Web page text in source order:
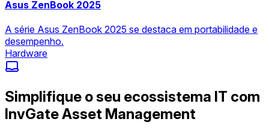
Asus ZenBook 2025
A série Asus ZenBook 2025 se destaca em portabilidade e
desempenho.
Hardware
Simplifique o seu ecossistema IT com
InvGate Asset Management